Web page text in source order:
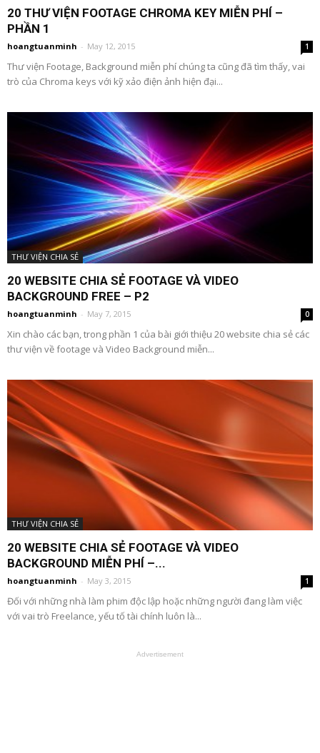
20 THƯ VIỆN FOOTAGE CHROMA KEY MIỄN PHÍ –
PHẦN 1
hoangtuanminh - May 12, 2015 1
Thư viện Footage, Background miễn phí chúng ta cũng đã tìm thấy, vai
trò của Chroma keys với kỹ xảo điện ảnh hiện đại...
THƯ VIỆN CHIA SẺ
20 WEBSITE CHIA SẺ FOOTAGE VÀ VIDEO
BACKGROUND FREE – P2
hoangtuanminh - May 7, 2015 0
Xin chào các bạn, trong phần 1 của bài giới thiệu 20 website chia sẻ các
thư viện về footage và Video Background miễn...
THƯ VIỆN CHIA SẺ
20 WEBSITE CHIA SẺ FOOTAGE VÀ VIDEO
BACKGROUND MIỄN PHÍ –...
hoangtuanminh - May 3, 2015 1
Đối với những nhà làm phim độc lập hoặc những người đang làm việc
với vai trò Freelance, yếu tố tài chính luôn là...
Advertisement